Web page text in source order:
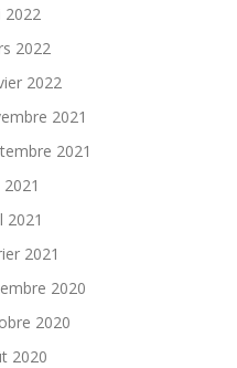
2022
2022
2022
2021
2021
2021
2021
2020
2020
2020